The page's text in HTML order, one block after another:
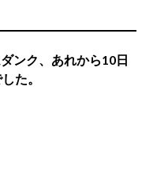
ンク、あれから10日
た。